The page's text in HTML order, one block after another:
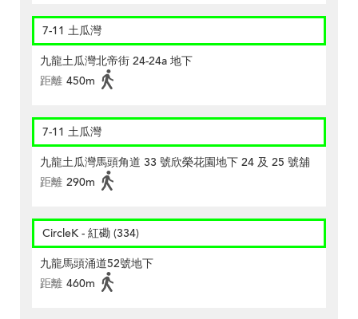
7-11 土瓜灣
九龍土瓜灣北帝街 24-24a 地下
距離 450m
7-11 土瓜灣
九龍土瓜灣馬頭角道 33 號欣榮花園地下 24 及 25 號舖
距離 290m
CircleK - 紅磡 (334)
九龍馬頭涌道52號地下
距離 460m